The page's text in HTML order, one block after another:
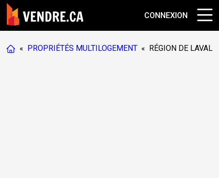
CONNEXION
« PROPRIÉTÉS MULTILOGEMENT « RÉGION DE LAVAL